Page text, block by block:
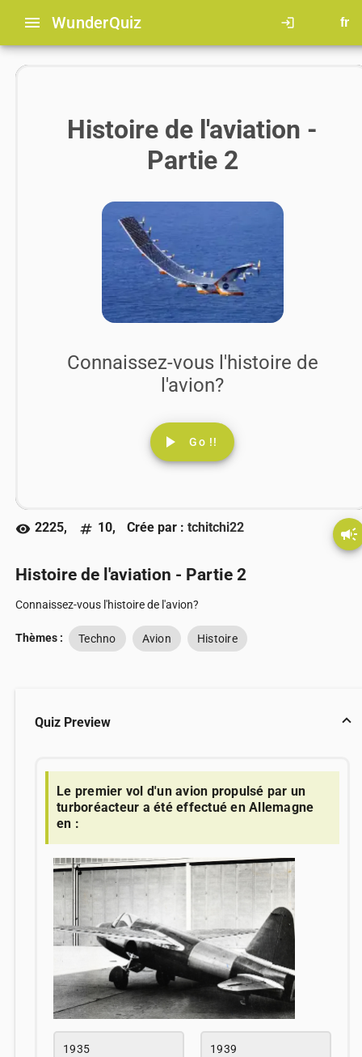
menu WunderQuiz login fr
Histoire de l'aviation -
Partie 2
Connaissez-vous l'histoire de
l'avion?
play_arrow Go !!
visibility 2225, numbers 10, Crée par :tchitchi22 campaign
Histoire de l'aviation - Partie 2
Connaissez-vous l'histoire de l'avion?
Thèmes : Techno Avion Histoire
Quiz Preview
Le premier vol d'un avion propulsé par un
turboréacteur a été effectué en Allemagne
en :
1935 1939